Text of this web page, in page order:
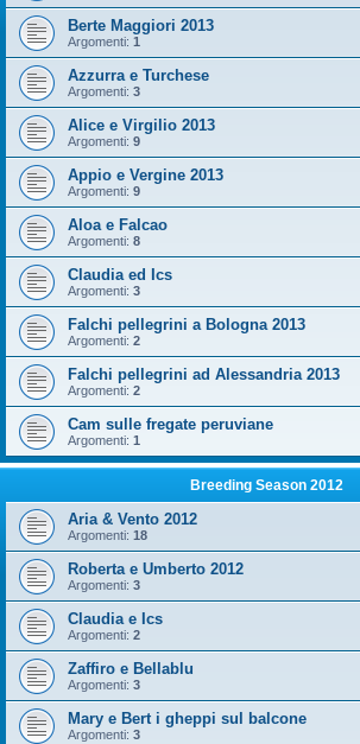
Berte Maggiori 2013
Argomenti: 1
Azzurra e Turchese
Argomenti: 3
Alice e Virgilio 2013
Argomenti: 9
Appio e Vergine 2013
Argomenti: 9
Aloa e Falcao
Argomenti: 8
Claudia ed Ics
Argomenti: 3
Falchi pellegrini a Bologna 2013
Argomenti: 2
Falchi pellegrini ad Alessandria 2013
Argomenti: 2
Cam sulle fregate peruviane
Argomenti: 1
Breeding Season 2012
Aria & Vento 2012
Argomenti: 18
Roberta e Umberto 2012
Argomenti: 3
Claudia e Ics
Argomenti: 2
Zaffiro e Bellablu
Argomenti: 3
Mary e Bert i gheppi sul balcone
Argomenti: 3